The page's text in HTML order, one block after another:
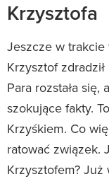
Krzysztofa
Jeszcze w trakcie
Krzysztof
Para rozstała się,
szokujące fakty.
Krzyśkiem. Co
ratować związek.
Krzysztofem? Już